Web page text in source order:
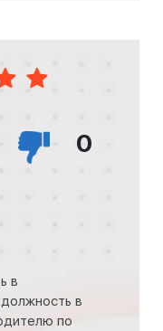
0
в
в
по